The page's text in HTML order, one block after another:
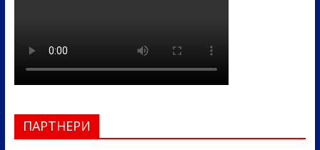
ПАРТНЕРИ